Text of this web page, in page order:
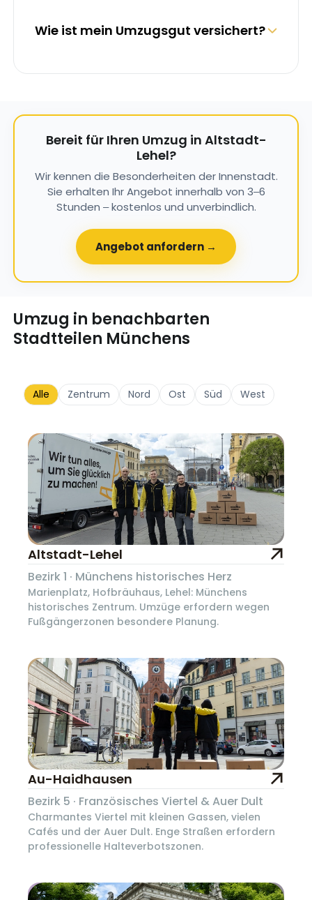
Wie ist mein Umzugsgut versichert?
Bereit für Ihren Umzug in Altstadt-
Lehel?
Wir kennen die Besonderheiten der Innenstadt.
Sie erhalten Ihr Angebot innerhalb von 3–6
Stunden – kostenlos und unverbindlich.
Angebot anfordern →
Umzug in benachbarten
Stadtteilen Münchens
Alle Zentrum Nord Ost Süd West
Altstadt-Lehel
Bezirk 1 · Münchens historisches Herz
Marienplatz, Hofbräuhaus, Lehel: Münchens
historisches Zentrum. Umzüge erfordern wegen
Fußgängerzonen besondere Planung.
Au-Haidhausen
Bezirk 5 · Französisches Viertel & Auer Dult
Charmantes Viertel mit kleinen Gassen, vielen
Cafés und der Auer Dult. Enge Straßen erfordern
professionelle Halteverbotszonen.